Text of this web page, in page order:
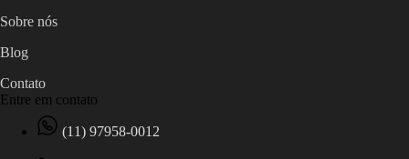
Sobre nós
Blog
Contato
Entre em contato
(11) 97958-0012